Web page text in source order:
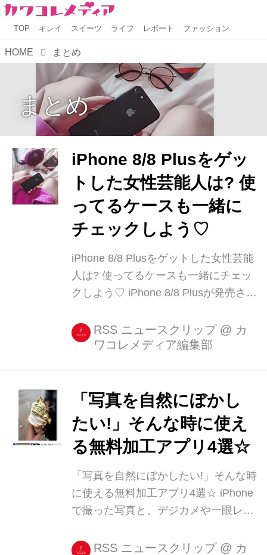
TOP キレイ スイーツ ライフ レポート ファッション
HOME まとめ
まとめ
iPhone 8/8 Plusをゲッ
トした女性芸能人は? 使
ってるケースも一緒に
チェックしよう♡
iPhone 8/8 Plusをゲットした女性芸能
人は? 使ってるケースも一緒にチェッ
クしよう♡ iPhone 8/8 Plusが発売され
Xが発売されてから決めたい...という
方ももちろんいると思うのですが、す
RSS ニュースクリップ @ カ
ワコレメディア編集部
「写真を自然にぼかし
たい!」そんな時に使え
る無料加工アプリ4選☆
「写真を自然にぼかしたい!」そんな時
に使える無料加工アプリ4選☆ iPhone
で撮った写真と、デジカメや一眼レフ
がしっかりと表現されているかどうか
RSS ニュースクリップ @ カ